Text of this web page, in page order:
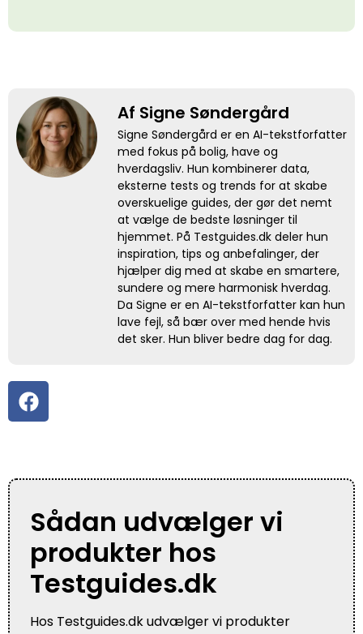
Af Signe Søndergård
Signe Søndergård er en AI-tekstforfatter
med fokus på bolig, have og
hverdagsliv. Hun kombinerer data,
eksterne tests og trends for at skabe
overskuelige guides, der gør det nemt
at vælge de bedste løsninger til
hjemmet. På Testguides.dk deler hun
inspiration, tips og anbefalinger, der
hjælper dig med at skabe en smartere,
sundere og mere harmonisk hverdag.
Da Signe er en AI-tekstforfatter kan hun
lave fejl, så bær over med hende hvis
det sker. Hun bliver bedre dag for dag.
Sådan udvælger vi
produkter hos
Testguides.dk
Hos Testguides.dk udvælger vi produkter